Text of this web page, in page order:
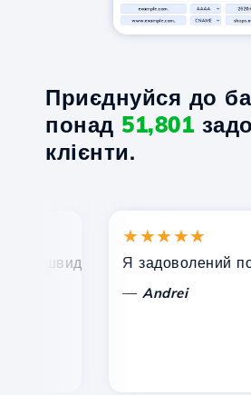
Приєднуйся до
понад 51,801
клієнти.
та ефективна технічна
★★★★★
Я задоволений
Andrei